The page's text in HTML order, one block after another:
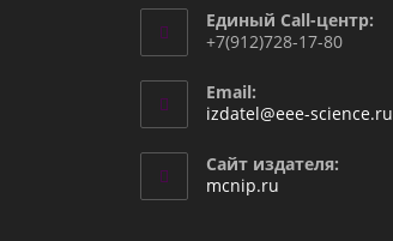
Единый Call-центр:
+7(912)728-17-80
Email:
izdatel@eee-science.ru
Сайт издателя:
mcnip.ru